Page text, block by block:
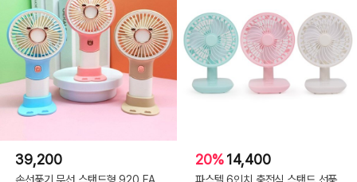
39,200
손선풍기 무선 스탠드형 920 FA
20%14,400
파스텔 6인치 충전식 스탠드 선풍